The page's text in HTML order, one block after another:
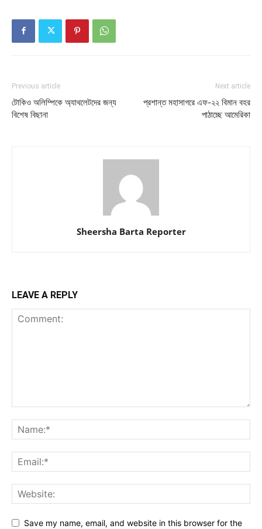
Previous article
টোকিও অলিম্পিকে অ্যাথলেটদের জন্য
বিশেষ বিছানা
Next article
প্রশান্ত মহাসাগরে এফ-২২ বিমান বহর
পাঠাচ্ছে আমেরিকা
Sheersha Barta Reporter
LEAVE A REPLY
Save my name, email, and website in this browser for the